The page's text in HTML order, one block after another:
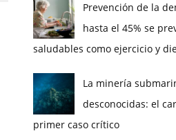
Prevención de la
hasta el 45% se
saludables como ejercicio y
La minería
desconocidas: el
primer caso crítico